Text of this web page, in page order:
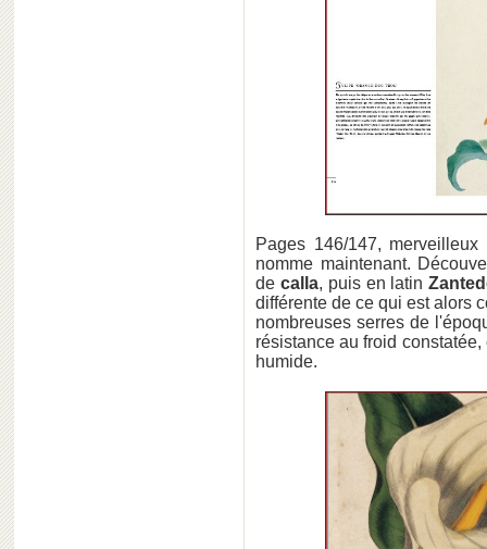
Pages 146/147,
nomme maintenant.
de calla, puis en latin
différente de ce qui est alors
nombreuses serres de
résistance au froid
humide.